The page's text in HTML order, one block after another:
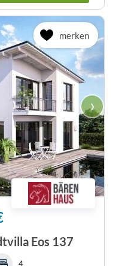
merken
›
Eos 137
4